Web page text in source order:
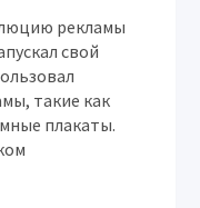
рекламы
свой
такие как
плакаты.